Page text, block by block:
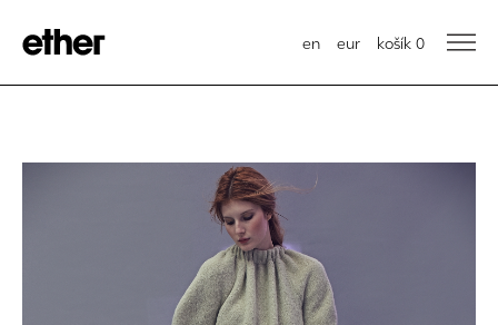
en eur košík 0